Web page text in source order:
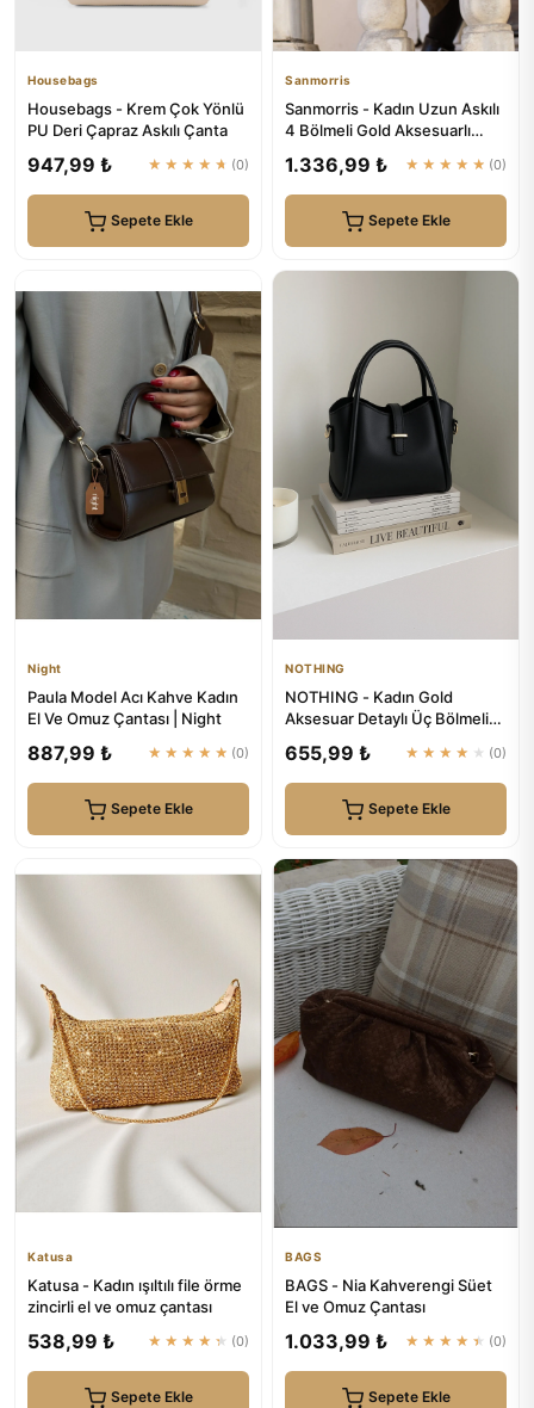
Housebags
Housebags - Krem Çok Yönlü
PU Deri Çapraz Askılı Çanta
947,99 ₺ ★★★★★ (0)
Sepete Ekle
Sanmorris
Sanmorris - Kadın Uzun Askılı
4 Bölmeli Gold Aksesuarlı
1.336,99 ₺ ★★★★★ (0)
Sepete Ekle
Night
Paula Model Acı Kahve Kadın
El Ve Omuz Çantası | Night
887,99 ₺ ★★★★★ (0)
Sepete Ekle
NOTHING
NOTHING - Kadın Gold
Aksesuar Detaylı Üç Bölmeli
655,99 ₺ ★★★★★ (0)
Sepete Ekle
Katusa
Katusa - Kadın ışıltılı file örme
zincirli el ve omuz çantası
538,99 ₺ ★★★★★ (0)
Sepete Ekle
BAGS
BAGS - Nia Kahverengi Süet
El ve Omuz Çantası
1.033,99 ₺ ★★★★★ (0)
Sepete Ekle